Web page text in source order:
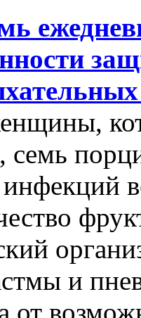
семь
инфекций
и
от